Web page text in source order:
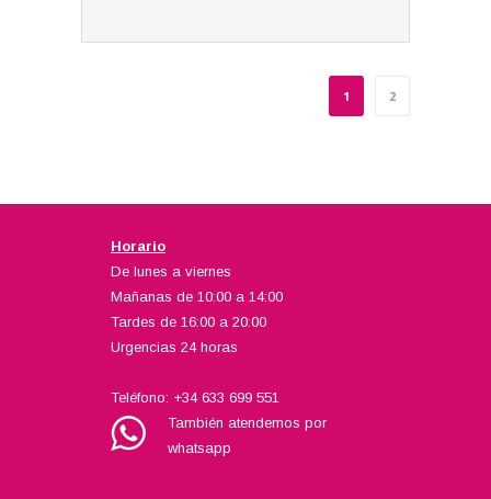
1 2
Horario
De lunes a viernes
Mañanas de 10:00 a 14:00
Tardes de 16:00 a 20:00
Urgencias 24 horas
Teléfono: +34 633 699 551
También atendemos por
whatsapp